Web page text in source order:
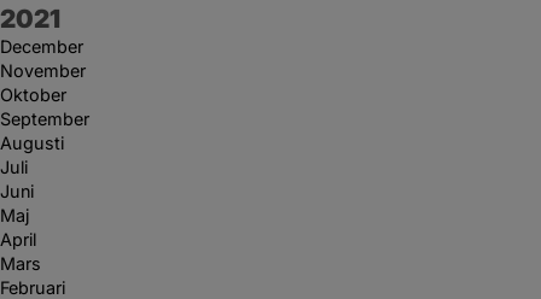
År:
2021
December
November
Oktober
September
Augusti
Juli
Juni
Maj
April
Mars
Februari